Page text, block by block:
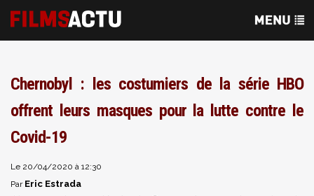
Chernobyl : les costumiers de la série HBO
offrent leurs masques pour la lutte contre le
Covid-19
Le 20/04/2020 à 12:30
Par Eric Estrada